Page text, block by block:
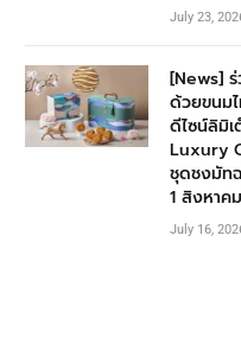
July 23,
[News]
ด้วยขนม
ดีไซน์ลิมิ
Luxury
ชุดชงมัท
1 สิงหาค
July 16,